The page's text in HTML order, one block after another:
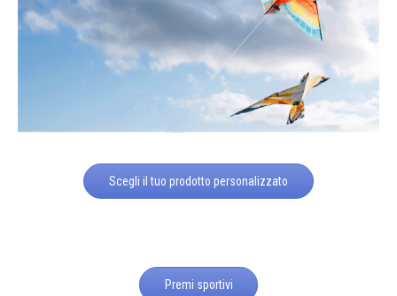
Scegli il tuo prodotto personalizzato
Premi sportivi